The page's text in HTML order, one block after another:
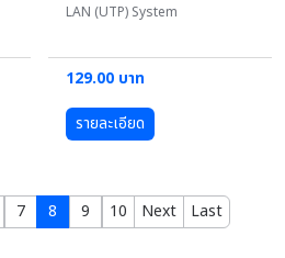
LAN (UTP) System
129.00 บาท
รายละเอียด
7 8 9 10 Next Last